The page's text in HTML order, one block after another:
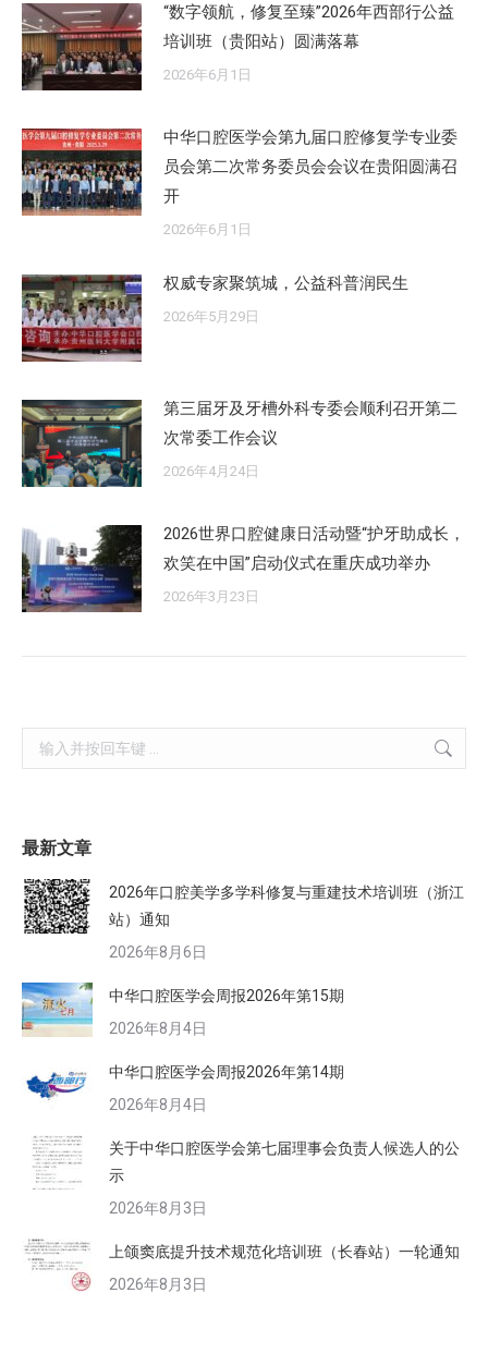
“数字领航，修复至臻”2026年西部行公益
培训班（贵阳站）圆满落幕
2026年6月1日
中华口腔医学会第九届口腔修复学专业委
员会第二次常务委员会会议在贵阳圆满召
开
2026年6月1日
权威专家聚筑城，公益科普润民生
2026年5月29日
第三届牙及牙槽外科专委会顺利召开第二
次常委工作会议
2026年4月24日
2026世界口腔健康日活动暨“护牙助成长，
欢笑在中国”启动仪式在重庆成功举办
2026年3月23日
Search:
最新文章
2026年口腔美学多学科修复与重建技术培训班（浙江
站）通知
2026年8月6日
中华口腔医学会周报2026年第15期
2026年8月4日
中华口腔医学会周报2026年第14期
2026年8月4日
关于中华口腔医学会第七届理事会负责人候选人的公
示
2026年8月3日
上颌窦底提升技术规范化培训班（长春站）一轮通知
2026年8月3日